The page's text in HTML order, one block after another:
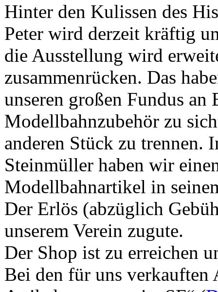
Hinter den Kulissen des
Peter wird derzeit kräftig
die Ausstellung wird
zusammenrücken. Das
unseren großen Fundus an
Modellbahnzubehör zu
anderen Stück zu trennen.
Steinmüller haben wir
Modellbahnartikel in
Der Erlös (abzüglich
unserem Verein zugute.
Der Shop ist zu erreichen
Bei den für uns